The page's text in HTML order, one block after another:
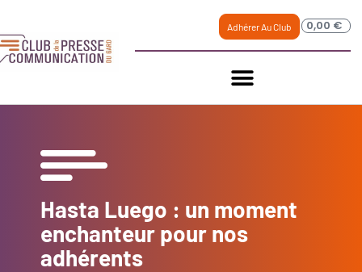
Adhérer Au Club 0,00 €
Hasta Luego : un moment
enchanteur pour nos
adhérents